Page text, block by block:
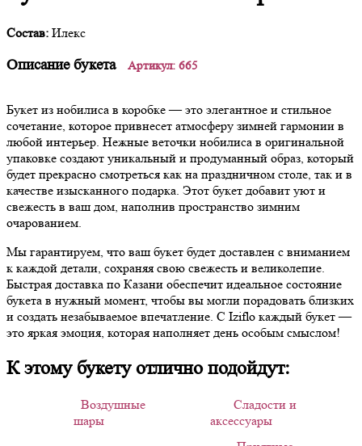
Состав: Илекс
Описание букета Артикул: 665
Букет из нобилиса в коробке — это элегантное и стильное
сочетание, которое привнесет атмосферу зимней гармонии в
любой интерьер. Нежные веточки нобилиса в оригинальной
упаковке создают уникальный и продуманный образ, который
будет прекрасно смотреться как на праздничном столе, так и в
качестве изысканного подарка. Этот букет добавит уют и
свежесть в ваш дом, наполнив пространство зимним
очарованием.
Мы гарантируем, что ваш букет будет доставлен с вниманием
к каждой детали, сохраняя свою свежесть и великолепие.
Быстрая доставка по Казани обеспечит идеальное состояние
букета в нужный момент, чтобы вы могли порадовать близких
и создать незабываемое впечатление. С Iziflo каждый букет —
это яркая эмоция, которая наполняет день особым смыслом!
К этому букету отлично подойдут:
Воздушные
шары
Сладости и
аксессуары